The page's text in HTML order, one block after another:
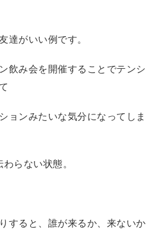
達がいい例です。
飲み会を開催することでテンシ
ョンみたいな気分になってしま
らない状態。
すると、誰が来るか、来ないか